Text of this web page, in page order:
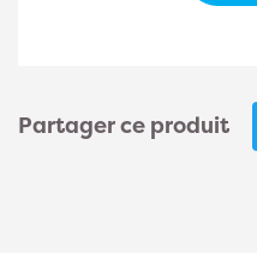
Partager ce produit